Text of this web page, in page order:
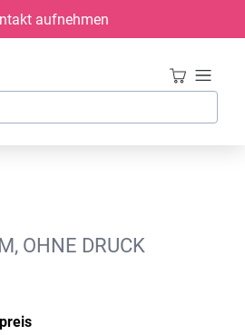
aufnehmen
OHNE DRUCK